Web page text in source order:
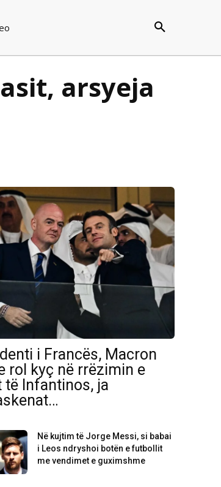
arsyeja
i Francës, Macron
rol kyç në rrëzimin e
të Infantinos, ja
Në kujtim të Jorge Messi, si babai
i Leos ndryshoi botën e futbollit
me vendimet e guximshme